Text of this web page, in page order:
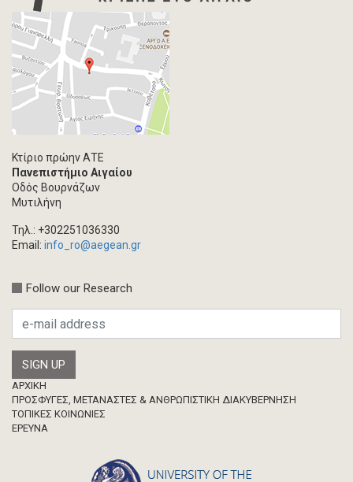
Συνέντευξη
Πρωτογενές υλικό
Φωτογραφία
Εκδηλώσεις
Ανάρτηση Blog
Multimedia
Άρθρο ακαδημαϊκoύ περιοδικού
Τεύχος ακαδημαϊκού περιοδικού
Βιβλίο/Μονογραφία
Κεφάλαιο σε συλλογικό τόμο
Προσκλήσεις
Ερευνητική δημοσίευση
Μεταπτυχιακή Διπλωματική Εργασία
Κτίριο πρώην ΑΤΕ
Πανεπιστήμιο Αιγαίου
Οδός Βουρνάζων
Μυτιλήνη
Τηλ.: +302251036330
Email: info_ro@aegean.gr
Follow our Research
Footer
ΑΡΧΙΚΗ
ΠΡΟΣΦΥΓΕΣ, ΜΕΤΑΝΑΣΤΕΣ & ΑΝΘΡΩΠΙΣΤΙΚΗ ΔΙΑΚΥΒΕΡΝΗΣΗ
ΤΟΠΙΚΕΣ ΚΟΙΝΩΝΙΕΣ
ΈΡΕΥΝΑ